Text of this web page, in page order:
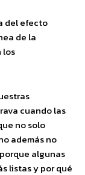
del efecto
de la
los
cuando las
no solo
además no
algunas
listas y por qué